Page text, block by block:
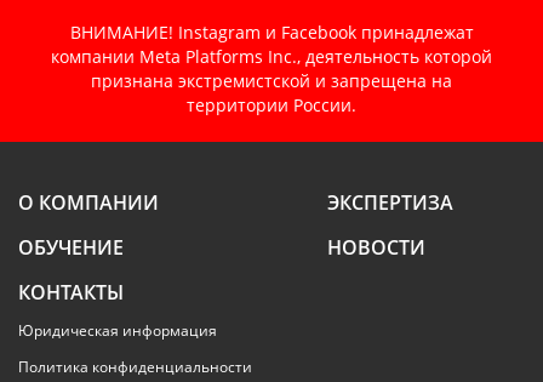
ВНИМАНИЕ! Instagram и Facebook принадлежат
компании Meta Platforms Inc., деятельность которой
признана экстремистской и запрещена на
территории России.
О КОМПАНИИ
ЭКСПЕРТИЗА
ОБУЧЕНИЕ
НОВОСТИ
КОНТАКТЫ
Юридическая информация
Политика конфиденциальности